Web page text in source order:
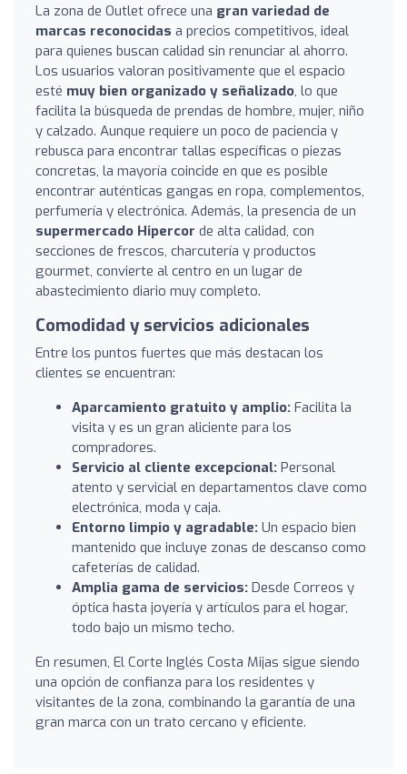
La zona de Outlet ofrece una gran variedad de
marcas reconocidas a precios competitivos, ideal
para quienes buscan calidad sin renunciar al ahorro.
Los usuarios valoran positivamente que el espacio
esté muy bien organizado y señalizado, lo que
facilita la búsqueda de prendas de hombre, mujer, niño
y calzado. Aunque requiere un poco de paciencia y
rebusca para encontrar tallas específicas o piezas
concretas, la mayoría coincide en que es posible
encontrar auténticas gangas en ropa, complementos,
perfumería y electrónica. Además, la presencia de un
supermercado Hipercor de alta calidad, con
secciones de frescos, charcutería y productos
gourmet, convierte al centro en un lugar de
abastecimiento diario muy completo.
Comodidad y servicios adicionales
Entre los puntos fuertes que más destacan los
clientes se encuentran:
Aparcamiento gratuito y amplio: Facilita la
visita y es un gran aliciente para los
compradores.
Servicio al cliente excepcional: Personal
atento y servicial en departamentos clave como
electrónica, moda y caja.
Entorno limpio y agradable: Un espacio bien
mantenido que incluye zonas de descanso como
cafeterías de calidad.
Amplia gama de servicios: Desde Correos y
óptica hasta joyería y artículos para el hogar,
todo bajo un mismo techo.
En resumen, El Corte Inglés Costa Mijas sigue siendo
una opción de confianza para los residentes y
visitantes de la zona, combinando la garantía de una
gran marca con un trato cercano y eficiente.